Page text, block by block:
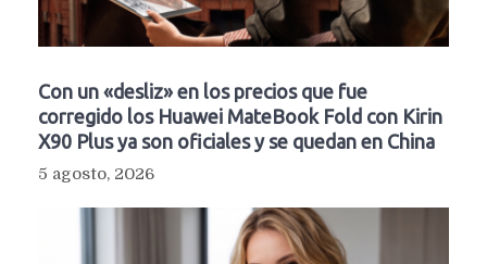
Con un «desliz» en los precios que fue
corregido los Huawei MateBook Fold con Kirin
X90 Plus ya son oficiales y se quedan en China
5 agosto, 2026